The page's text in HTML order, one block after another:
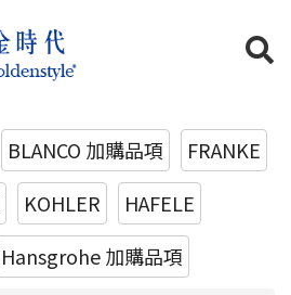
BLANCO 加購品項
FRANKE
KOHLER
HAFELE
Hansgrohe 加購品項